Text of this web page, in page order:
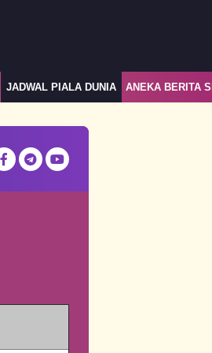
JADWAL PIALA DUNIA ANEKA BERITA